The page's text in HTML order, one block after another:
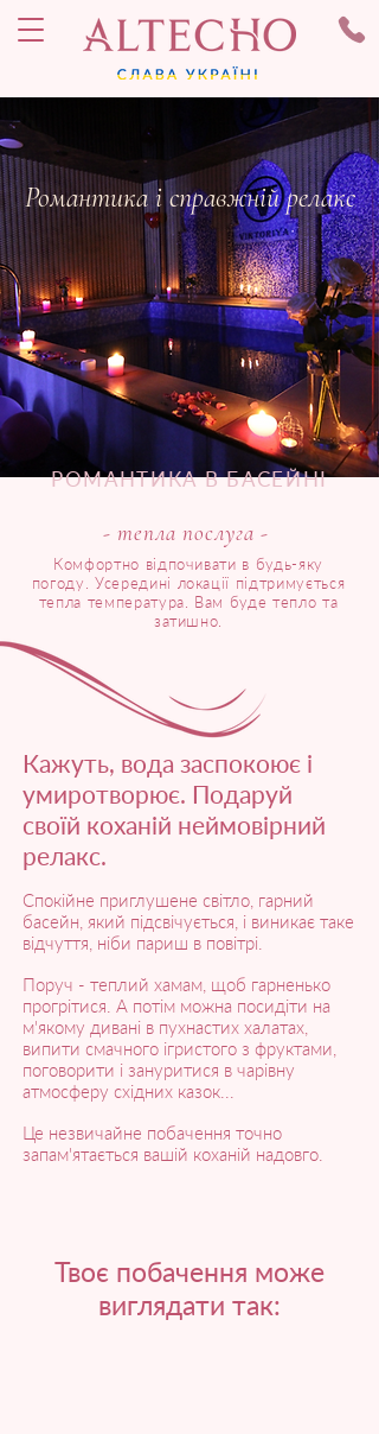
Романтика і справжній релакс
РОМАНТИКА В БАСЕЙНІ
- тепла послуга -
Комфортно відпочивати в будь-яку
погоду. Усередині локації підтримується
тепла температура. Вам буде тепло та
затишно.
Кажуть, вода заспокоює і
умиротворює. Подаруй
своїй коханій неймовірний
релакс.
Спокійне приглушене світло, гарний
басейн, який підсвічується, і виникає таке
відчуття, ніби париш в повітрі.
Поруч - теплий хамам, щоб гарненько
прогрітися. А потім можна посидіти на
м'якому дивані в пухнастих халатах,
випити смачного ігристого з фруктами,
поговорити і зануритися в чарівну
атмосферу східних казок...
Це незвичайне побачення точно
запам'ятається вашій коханій надовго.
Твоє побачення може
виглядати так: